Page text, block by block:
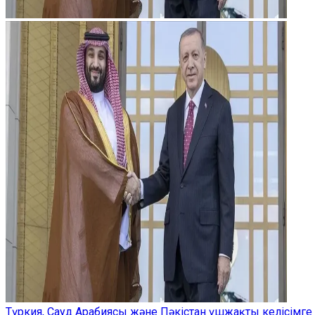
Түркия, Сауд Арабиясы және Пәкістан үшжақты